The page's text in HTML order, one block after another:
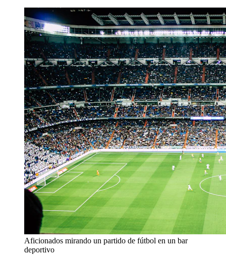
Aficionados mirando un partido de fútbol en un bar
deportivo